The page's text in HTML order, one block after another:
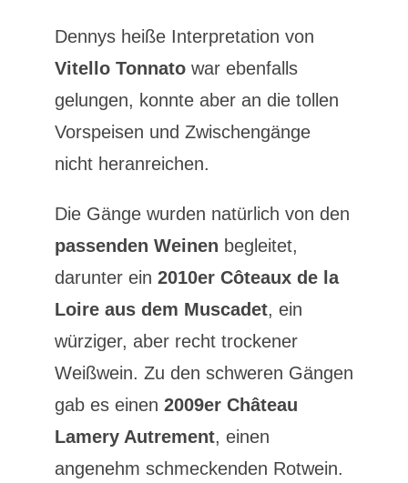
Dennys heiße Interpretation von
Vitello Tonnatowar ebenfalls
gelungen, konnte aber an die tollen
Vorspeisen und Zwischengänge
nicht heranreichen.
Die Gänge wurden natürlich von den
passenden Weinen begleitet,
darunter ein 2010er Côteaux de la
Loire aus dem Muscadet, ein
würziger, aber recht trockener
Weißwein. Zu den schweren Gängen
gab es einen 2009er Château
Lamery Autrement, einen
angenehm schmeckenden Rotwein.